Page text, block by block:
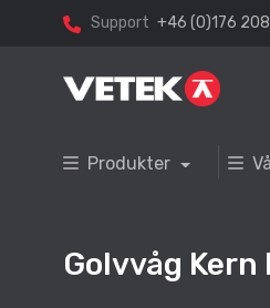
Support +46 (0)176
Produkter
Golvvåg